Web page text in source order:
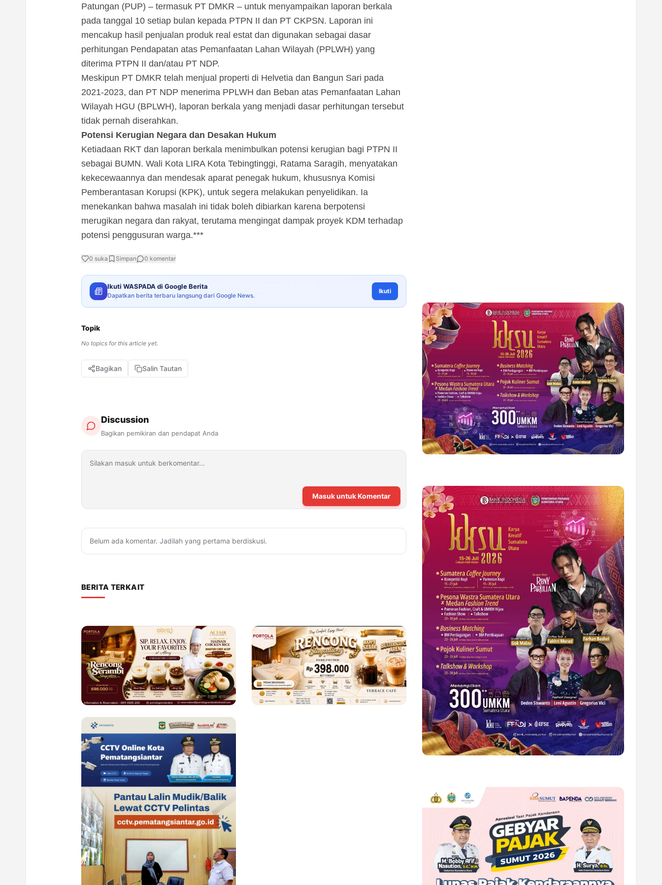
Patungan (PUP) – termasuk PT DMKR – untuk menyampaikan laporan berkala
pada tanggal 10 setiap bulan kepada PTPN II dan PT CKPSN. Laporan ini
mencakup hasil penjualan produk real estat dan digunakan sebagai dasar
perhitungan Pendapatan atas Pemanfaatan Lahan Wilayah (PPLWH) yang
diterima PTPN II dan/atau PT NDP.
Meskipun PT DMKR telah menjual properti di Helvetia dan Bangun Sari pada
2021-2023, dan PT NDP menerima PPLWH dan Beban atas Pemanfaatan Lahan
Wilayah HGU (BPLWH), laporan berkala yang menjadi dasar perhitungan tersebut
tidak pernah diserahkan.
Potensi Kerugian Negara dan Desakan Hukum
Ketiadaan RKT dan laporan berkala menimbulkan potensi kerugian bagi PTPN II
sebagai BUMN. Wali Kota LIRA Kota Tebingtinggi, Ratama Saragih, menyatakan
kekecewaannya dan mendesak aparat penegak hukum, khususnya Komisi
Pemberantasan Korupsi (KPK), untuk segera melakukan penyelidikan. Ia
menekankan bahwa masalah ini tidak boleh dibiarkan karena berpotensi
merugikan negara dan rakyat, terutama mengingat dampak proyek KDM terhadap
potensi penggusuran warga.***
0 suka Simpan 0 komentar
Ikuti WASPADA di Google Berita
Dapatkan berita terbaru langsung dari Google News.
Ikuti
Topik
No topics for this article yet.
Bagikan Salin Tautan
Discussion
Bagikan pemikiran dan pendapat Anda
Masuk untuk Komentar
Belum ada komentar. Jadilah yang pertama berdiskusi.
BERITA TERKAIT